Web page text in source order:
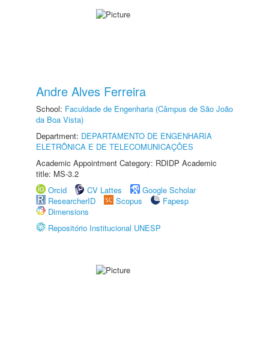
Andre Alves Ferreira
School: Faculdade de Engenharia (Câmpus de São João
da Boa Vista)
Department: DEPARTAMENTO DE ENGENHARIA
ELETRÔNICA E DE TELECOMUNICAÇÕES
Academic Appointment Category: RDIDP Academic
title: MS-3.2
Orcid
CV Lattes
Google Scholar
ResearcherID
Scopus
Fapesp
Dimensions
Repositório Institucional UNESP